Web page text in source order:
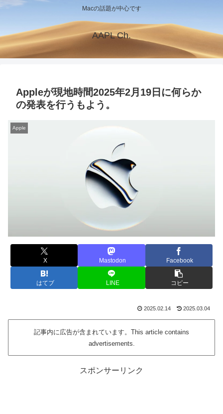
Macの話題が中心です
AAPL Ch.
Appleが現地時間2025年2月19日に何らか
の発表を行うもよう。
Apple
X Mastodon Facebook
はてブ LINE コピー
2025.02.14 2025.03.04
記事内に広告が含まれています。This article contains
advertisements.
スポンサーリンク